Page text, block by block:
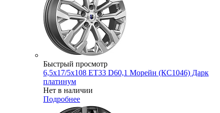
Быстрый просмотр
6,5x17/5x108 ET33 D60,1 Морейн (КС1046) Дарк
платинум
Нет в наличии
Подробнее